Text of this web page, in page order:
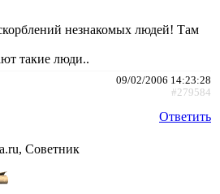
незнакомых людей! Там
такие люди..
09/02/2006 14:23:28
#279584
Ответить
Советник